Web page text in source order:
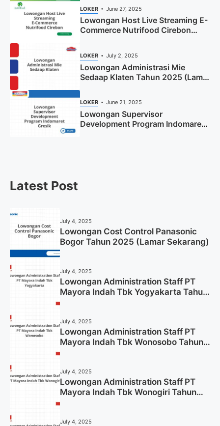
LOKER June 27, 2025
Lowongan Host Live Streaming E-
Commerce Nutrifood Cirebon
LOKER July 2, 2025
Lowongan Administrasi Mie
Sedaap Klaten Tahun 2025 (Lamar
LOKER June 21, 2025
Lowongan Supervisor
Development Program Indomaret
Latest Post
July 4, 2025
Lowongan Cost Control Panasonic
Bogor Tahun 2025 (Lamar Sekarang)
July 4, 2025
Lowongan Administration Staff PT
Mayora Indah Tbk Yogyakarta Tahun
July 4, 2025
Lowongan Administration Staff PT
Mayora Indah Tbk Wonosobo Tahun
July 4, 2025
Lowongan Administration Staff PT
Mayora Indah Tbk Wonogiri Tahun
July 4, 2025